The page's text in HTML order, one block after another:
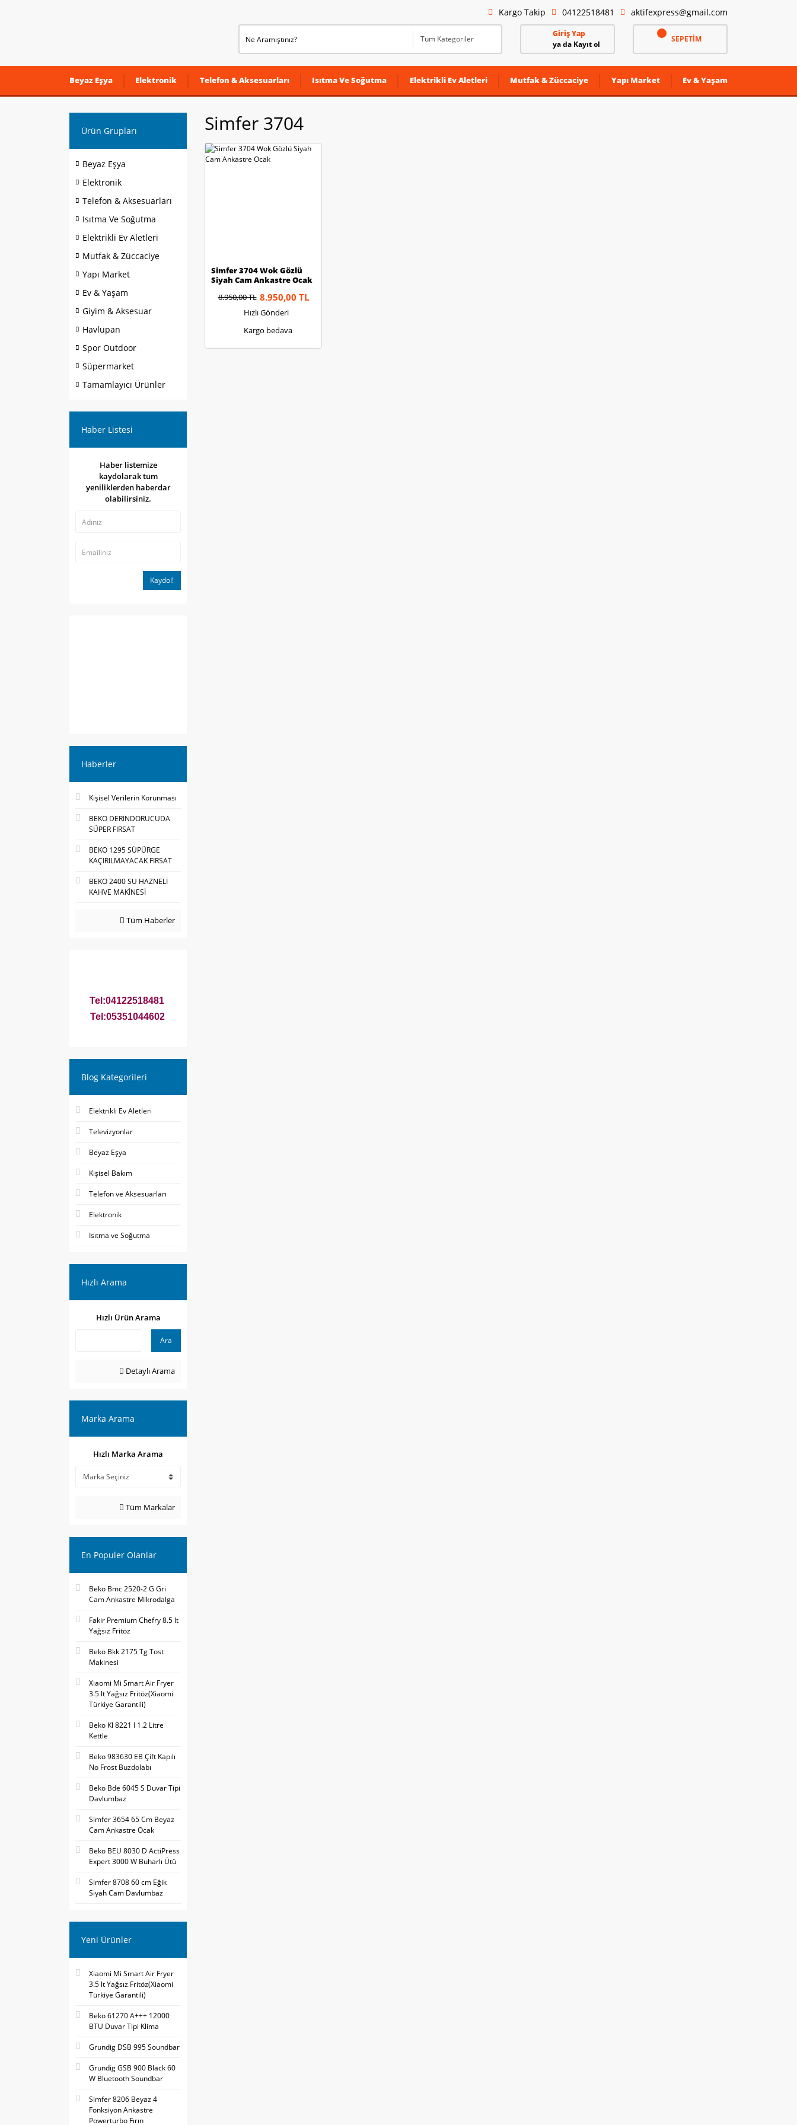
Kargo Takip 04122518481 aktifexpress@gmail.com
Giriş Yap
ya da Kayıt ol
SEPETİM
Beyaz Eşya Elektronik Telefon & Aksesuarları Isıtma Ve Soğutma Elektrikli Ev Aletleri Mutfak & Züccaciye Yapı Market Ev & Yaşam
Ürün Grupları
Beyaz Eşya
Elektronik
Telefon & Aksesuarları
Isıtma Ve Soğutma
Elektrikli Ev Aletleri
Mutfak & Züccaciye
Yapı Market
Ev & Yaşam
Giyim & Aksesuar
Havlupan
Spor Outdoor
Süpermarket
Tamamlayıcı Ürünler
Haber Listesi
Haber listemize
kaydolarak tüm
yeniliklerden haberdar
olabilirsiniz.
Kaydol!
Haberler
Kişisel Verilerin Korunması
BEKO DERİNDORUCUDA
SÜPER FIRSAT
BEKO 1295 SÜPÜRGE
KAÇIRILMAYACAK FIRSAT
BEKO 2400 SU HAZNELİ
KAHVE MAKİNESİ
Tüm Haberler
Tel:04122518481
Tel:05351044602
Blog Kategorileri
Elektrikli Ev Aletleri
Televizyonlar
Beyaz Eşya
Kişisel Bakım
Telefon ve Aksesuarları
Elektronik
Isıtma ve Soğutma
Hızlı Arama
Hızlı Ürün Arama
Ara
Detaylı Arama
Marka Arama
Hızlı Marka Arama
Tüm Markalar
En Populer Olanlar
Beko Bmc 2520-2 G Gri
Cam Ankastre Mikrodalga
Fakir Premium Chefry 8.5 lt
Yağsız Fritöz
Beko Bkk 2175 Tg Tost
Makinesi
Xiaomi Mi Smart Air Fryer
3.5 lt Yağsız Fritöz(Xiaomi
Türkiye Garantili)
Beko Kl 8221 I 1.2 Litre
Kettle
Beko 983630 EB Çift Kapılı
No Frost Buzdolabı
Beko Bde 6045 S Duvar Tipi
Davlumbaz
Simfer 3654 65 Cm Beyaz
Cam Ankastre Ocak
Beko BEU 8030 D ActiPress
Expert 3000 W Buharlı Ütü
Simfer 8708 60 cm Eğik
Siyah Cam Davlumbaz
Yeni Ürünler
Xiaomi Mi Smart Air Fryer
3.5 lt Yağsız Fritöz(Xiaomi
Türkiye Garantili)
Beko 61270 A+++ 12000
BTU Duvar Tipi Klima
Grundig DSB 995 Soundbar
Grundig GSB 900 Black 60
W Bluetooth Soundbar
Simfer 8206 Beyaz 4
Fonksiyon Ankastre
Powerturbo Fırın
Simfer 3704
Simfer 3704 Wok Gözlü
Siyah Cam Ankastre Ocak
8.950,00 TL 8.950,00 TL
Hızlı Gönderi
Kargo bedava